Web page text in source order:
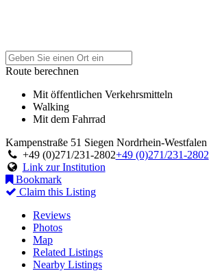
Route berechnen
Mit öffentlichen Verkehrsmitteln
Walking
Mit dem Fahrrad
Kampenstraße 51 Siegen Nordrhein-Westfalen
+49 (0)271/231-2802+49 (0)271/231-2802
Link zur Institution
Bookmark
Claim this Listing
Reviews
Photos
Map
Related Listings
Nearby Listings